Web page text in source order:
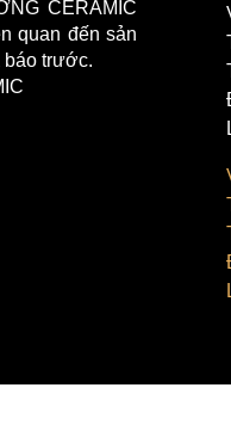
TUYỂN DỤNG
LIÊN HỆ
CERAMIC
quan đến sản
báo trước.